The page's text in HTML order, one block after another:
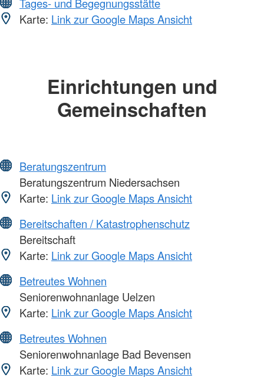
Karte: Link zur Google Maps Ansicht
Einrichtungen und
Gemeinschaften
Beratungszentrum
Beratungszentrum Niedersachsen
Karte: Link zur Google Maps Ansicht
Bereitschaften / Katastrophenschutz
Bereitschaft
Karte: Link zur Google Maps Ansicht
Betreutes Wohnen
Seniorenwohnanlage Uelzen
Karte: Link zur Google Maps Ansicht
Betreutes Wohnen
Seniorenwohnanlage Bad Bevensen
Karte: Link zur Google Maps Ansicht